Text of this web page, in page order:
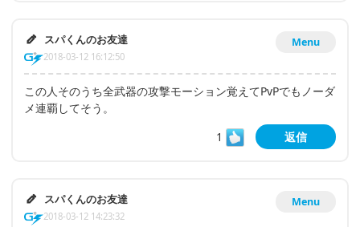
Menu
スパくんのお友達
2018-03-12 16:12:50
この人そのうち全武器の攻撃モーション覚えてPvPでもノーダ
メ連覇してそう。
1
返信
Menu
スパくんのお友達
2018-03-12 14:23:32